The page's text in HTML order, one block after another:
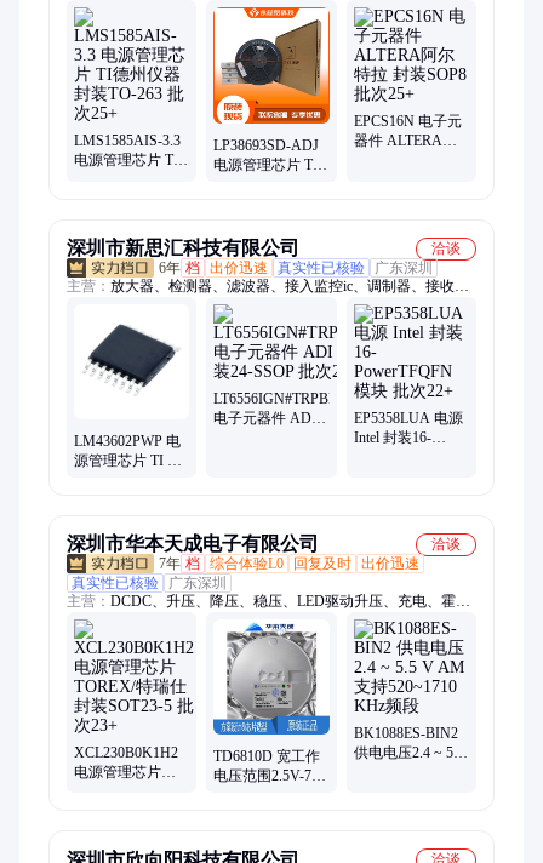
片、恩智浦、数字信号处理器、中科芯、接口芯片、TI德州仪
器、存储芯片、赛灵思、ADI亚德诺、电源芯片、国产芯片
LMS1585AIS-3.3
电源管理芯片 TI
LP38693SD-ADJ
电源管理芯片 TI
EPCS16N 电子元
器件 ALTERA阿
深圳市新思汇科技有限公司
洽谈
6年 档 出价迅速 真实性已核验
广东深圳
主营： 放大器、检测器、滤波器、接入监控ic、调制器、接收
器、衰减器、解调器、变压器、合成器、收发器、偏置器、振荡
器、rfid天线、终端负载、隔直流器、微波射频、集成电路、同
轴开关、频率综合器、便携式仪器、mcl电子开关、压控均衡
器、射频适配器、定向耦合器
LM43602PWP 电
源管理芯片 TI 封
LT6556IGN#TRPBF
电子元器件 ADI
EP5358LUA 电源
Intel 封装16-
深圳市华本天成电子有限公司
洽谈
7年 档 综合体验L0 回复及时 出价迅速
真实性已核验
广东深圳
主营： DCDC、升压、降压、稳压、LED驱动升压、充电、霍
尔、逻辑、三端稳压、可控硅、中高压MOS、运放、马达电机
驱动、过压保护、锂电保护、升降压芯片、计量芯片、快充协议
芯片、智融、国民技术、埃诚微IU
XCL230B0K1H2
电源管理芯片
TD6810D 宽工作
电压范围2.5V-7V
BK1088ES-BIN2
供电电压2.4 ~ 5.5